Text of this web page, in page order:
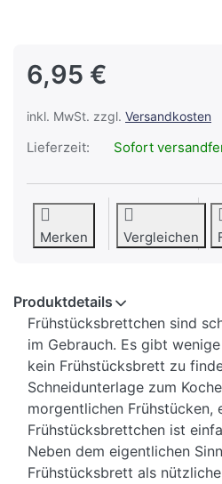
6,95 €
inkl. MwSt. zzgl. Versandkosten
Lieferzeit: Sofort
Merken Vergleichen
Produktdetails
Frühstücksbrettchen sind
im Gebrauch. Es gibt
kein Frühstücksbrett zu
Schneidunterlage zum
morgentlichen Frühstücken,
Frühstücksbrettchen ist
Neben dem eigentlichen
Frühstücksbrett als